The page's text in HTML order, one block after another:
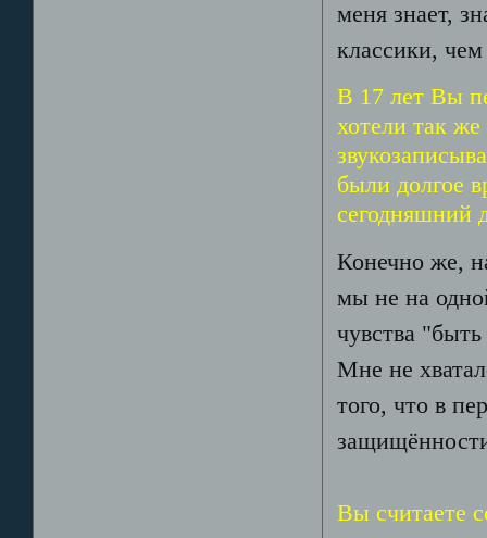
меня знает,
классики,
В 17 лет Вы
хотели так
были долгое
сегодняшний
Конечно же,
мы не на
чувства
Мне не
того, что в
Вы считаете